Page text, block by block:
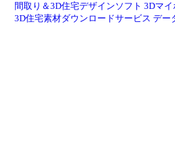
間取り＆3D住宅デザインソフト 3Dマ
3D住宅素材ダウンロードサービス デー